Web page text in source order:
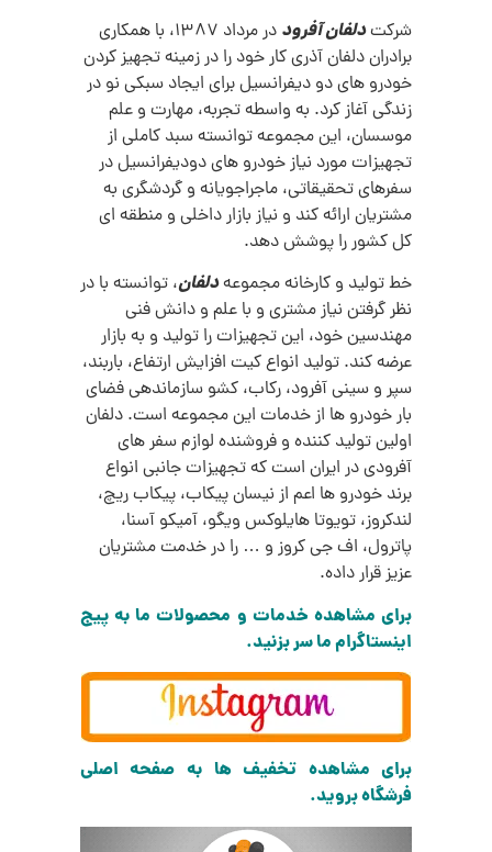
شرکتدلفان آفرود
در مرداد 1387، با همکاری
برادران دلفان آذری کار خود را در زمینه تجهیز کردن
خودرو های دو دیفرانسیل برای ایجاد سبکی نو در
زندگی آغاز کرد. به واسطه تجربه، مهارت و علم
موسسان، این مجموعه توانسته سبد کاملی از
تجهیزات مورد نیاز خودرو های دودیفرانسیل در
سفرهای تحقیقاتی، ماجراجویانه و گردشگری به
مشتریان ارائه کند و نیاز بازار داخلی و منطقه ای
کل کشور را پوشش دهد.
خط تولید و کارخانه مجموعهدلفان، توانسته با در
نظر گرفتن نیاز مشتری و با علم و دانش فنی
مهندسین خود، این تجهیزات را تولید و به بازار
عرضه کند. تولید انواع کیت افزایش ارتفاع، باربند،
سپر و سینی آفرود، رکاب، کشو سازماندهی فضای
بار خودرو ها از خدمات این مجموعه است. دلفان
اولین تولید کننده و فروشنده لوازم سفر های
آفرودی در ایران است که تجهیزات جانبی انواع
برند خودرو ها اعم از نیسان پیکاب، پیکاب ریچ،
لندکروز، تویوتا هایلوکس ویگو، آمیکو آسنا،
پاترول، اف جی کروز و … را در خدمت مشتریان
عزیز قرار داده.
برای مشاهده خدمات و محصولات ما به پیج
اینستاگرام ما سر بزنید.
برای مشاهده تخفیف ها به صفحه اصلی
فرشگاه بروید.